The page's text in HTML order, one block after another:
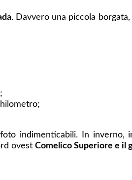
. Davvero una piccola
indimenticabili. In inverno,
ovest Comelico Superiore e il